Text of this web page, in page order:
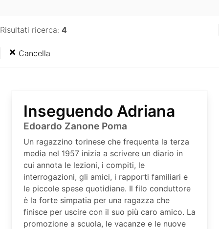
Risultati ricerca: 4
Cancella
Inseguendo Adriana
Edoardo Zanone Poma
Un ragazzino torinese che frequenta la terza
media nel 1957 inizia a scrivere un diario in
cui annota le lezioni, i compiti, le
interrogazioni, gli amici, i rapporti familiari e
le piccole spese quotidiane. Il filo conduttore
è la forte simpatia per una ragazza che
finisce per uscire con il suo più caro amico. La
promozione a scuola, le vacanze e le nuove